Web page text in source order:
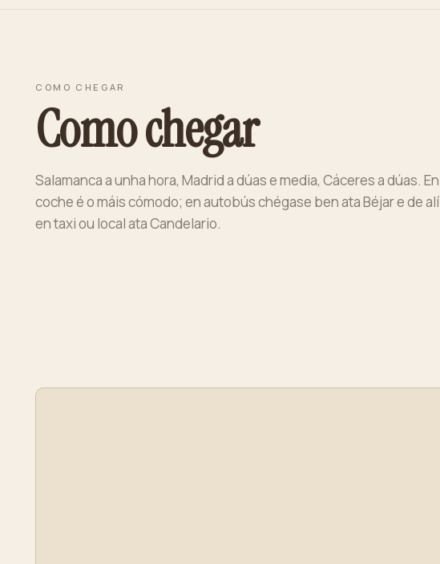
COMO CHEGAR
Como chegar
Salamanca a unha hora, Madrid a dúas e media, Cáceres a dúas. En
coche é o máis cómodo; en autobús chégase ben ata Béjar e de alí
en taxi ou local ata Candelario.